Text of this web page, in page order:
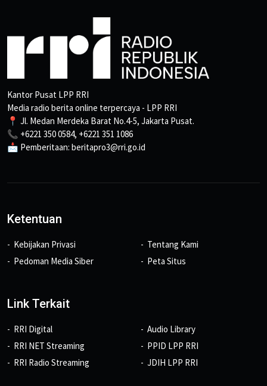
Kantor Pusat LPP RRI
Media radio berita online terpercaya - LPP RRI
📍 Jl. Medan Merdeka Barat No.4-5, Jakarta Pusat.
📞 +6221 350 0584, +6221 351 1086
📩 Pemberitaan: beritapro3@rri.go.id
Ketentuan
Kebijakan Privasi
Pedoman Media Siber
Tentang Kami
Peta Situs
Link Terkait
RRI Digital
RRI NET Streaming
RRI Radio Streaming
Audio Library
PPID LPP RRI
JDIH LPP RRI